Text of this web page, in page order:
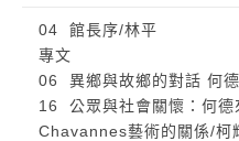
04 館長序/林平
專文
06 異鄉與故鄉的對話 何
16 公眾與社會關懷：何
Chavannes藝術的關係/柯